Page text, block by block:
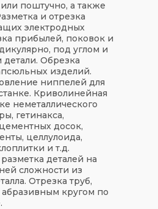
поштучно, а также
и отрезка
электродных
прибылей, поковок и
под углом и
детали. Обрезка
изделий.
ниппелей для
Криволинейная
неметаллического
гетинакса,
досок,
целлулоида,
и т.д.
деталей на
сложности из
Отрезка труб,
абразивным кругом по